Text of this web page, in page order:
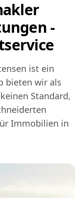
-
ist ein
bieten wir als
Standard,
Immobilien in